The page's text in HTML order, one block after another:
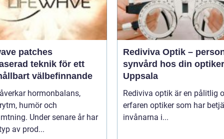
patches
teknik för ett
välbefinnande
hormonbalans,
humör och
Under senare år har
av prod...
Rediviva Optik –
synvård hos din
Uppsala
Rediviva optik är en pålitlig
erfaren optiker som har
invånarna i...